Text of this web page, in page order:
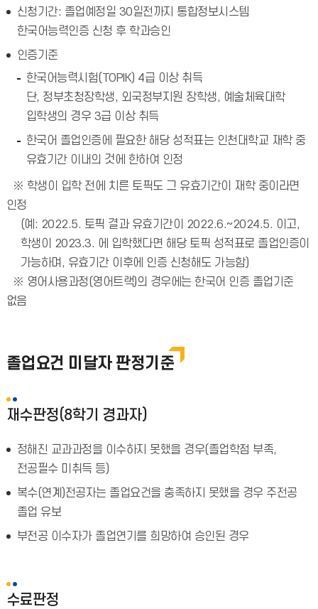
신청기간: 졸업예정일 30일전까지 통합정보시스템
한국어능력인증 신청 후 학과승인
인증기준
한국어능력시험(TOPIK) 4급 이상 취득
단, 정부초청장학생, 외국정부지원 장학생, 예술체육대학
입학생의 경우 3급 이상 취득
한국어 졸업인증에 필요한 해당 성적표는 인천대학교 재학 중
유효기간 이내의 것에 한하여 인정
※ 학생이 입학 전에 치른 토픽도 그 유효기간이 재학 중이라면
인정
(예: 2022.5. 토픽 결과 유효기간이 2022.6.~2024.5. 이고,
학생이 2023.3. 에 입학했다면 해당 토픽 성적표로 졸업인증이
가능하며, 유효기간 이후에 인증 신청해도 가능함)
※ 영어사용과정(영어트랙)의 경우에는 한국어 인증 졸업기준
없음
졸업요건 미달자 판정기준
재수판정(8학기 경과자)
정해진 교과과정을 이수하지 못했을 경우(졸업학점 부족,
전공필수 미취득 등)
복수(연계)전공자는 졸업요건을 충족하지 못했을 경우 주전공
졸업 유보
부전공 이수자가 졸업연기를 희망하여 승인된 경우
수료판정